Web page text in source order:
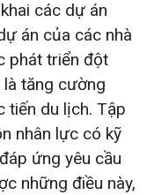
các dự án
án của các nhà
phát triển đột
là tăng cường
tiến du lịch. Tập
nhân lực có kỹ
ứng yêu cầu
những điều này,